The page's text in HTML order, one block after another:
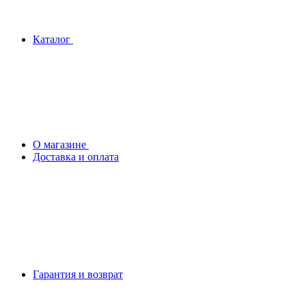
Каталог
О магазине
Доставка и оплата
Гарантия и возврат